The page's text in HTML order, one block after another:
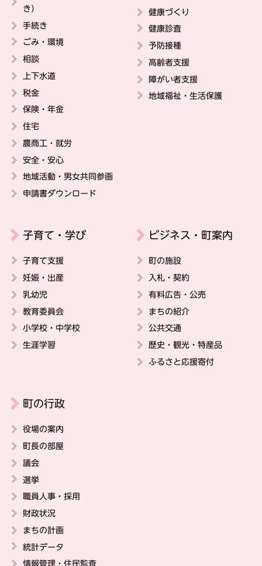
き）
手続き
ごみ・環境
相談
上下水道
税金
保険・年金
住宅
農商工・就労
安全・安心
地域活動・男女共同参画
申請書ダウンロード
健康づくり
健康診査
予防接種
高齢者支援
障がい者支援
地域福祉・生活保護
子育て・学び
子育て支援
妊娠・出産
乳幼児
教育委員会
小学校・中学校
生涯学習
ビジネス・町案内
町の施設
入札・契約
有料広告・公売
まちの紹介
公共交通
歴史・観光・特産品
ふるさと応援寄付
町の行政
役場の案内
町長の部屋
議会
選挙
職員人事・採用
財政状況
まちの計画
統計データ
情報管理・住民監査